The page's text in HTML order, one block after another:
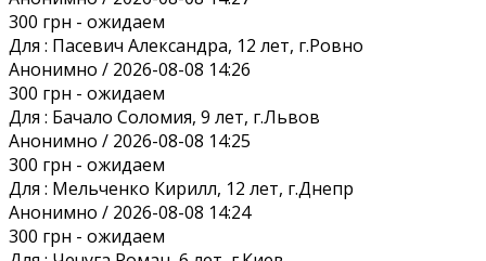
300 грн - ожидаем
Для : Пасевич Александра, 12 лет, г.Ровно
Анонимно / 2026-08-08 14:26
300 грн - ожидаем
Для : Бачало Соломия, 9 лет, г.Львов
Анонимно / 2026-08-08 14:25
300 грн - ожидаем
Для : Мельченко Кирилл, 12 лет, г.Днепр
Анонимно / 2026-08-08 14:24
300 грн - ожидаем